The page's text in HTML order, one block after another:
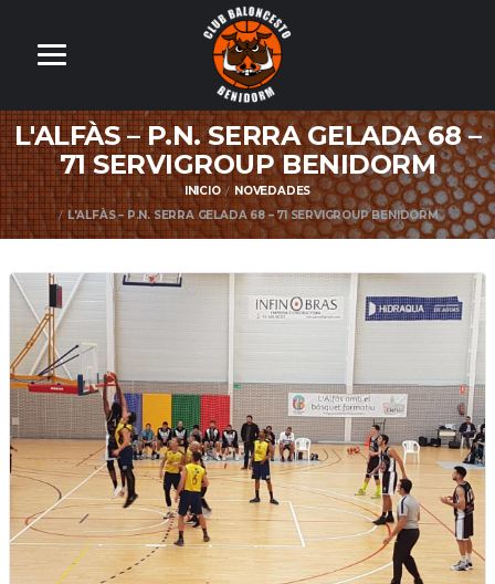
L'ALFÀS – P.N. SERRA GELADA 68 –
71 SERVIGROUP BENIDORM
INICIO
NOVEDADES
L'ALFÀS – P.N. SERRA GELADA 68 – 71 SERVIGROUP BENIDORM